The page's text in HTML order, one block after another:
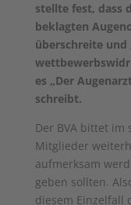
stellte fest, dass
beklagten
überschreite und
es „Der
schreibt.
Der BVA bittet im
Mitglieder
aufmerksam
geben sollten.
diesem Einzelfall